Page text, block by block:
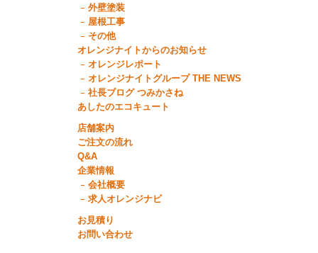
外壁塗装
屋根工事
その他
オレンジナイトからのお知らせ
オレンジレポート
オレンジナイトグループ THE NEWS
社長ブログ つみかさね
あしたのエコキュート
店舗案内
ご注文の流れ
Q&A
企業情報
会社概要
求人オレンジナビ
お見積り
お問い合わせ